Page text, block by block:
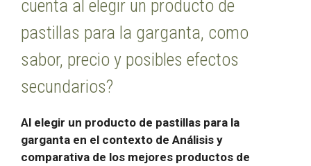
cuenta al elegir un producto de
pastillas para la garganta, como
sabor, precio y posibles efectos
secundarios?
Al elegir un producto de pastillas para la
garganta en el contexto de Análisis y
comparativa de los mejores productos de